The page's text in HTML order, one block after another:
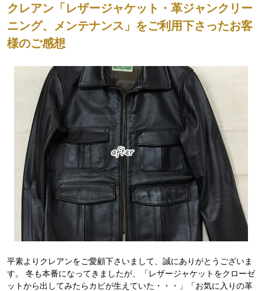
クレアン「レザージャケット・革ジャンクリー
ニング、メンテナンス」をご利用下さったお客
様のご感想
平素よりクレアンをご愛顧下さいまして、誠にありがとうございま
す。 冬も本番になってきましたが、「レザージャケットをクローゼ
ットから出してみたらカビが生えていた・・・」「お気に入りの革